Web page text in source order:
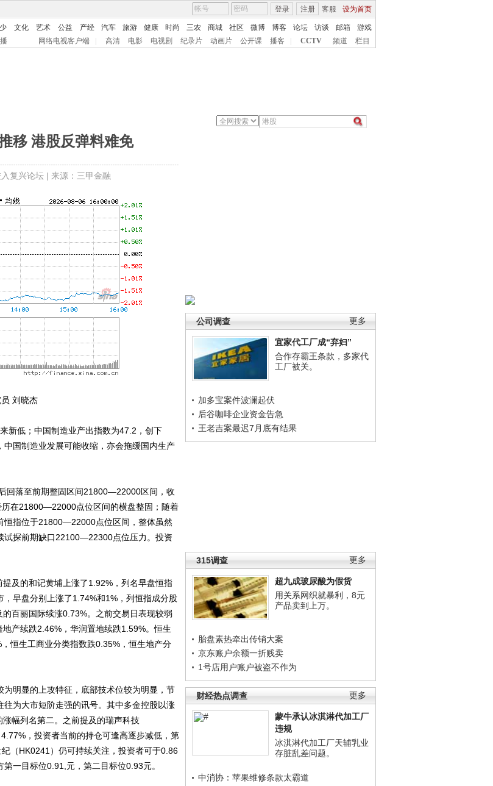
客服 设为首页
登录 注册
文化 艺术 公益 产经 汽车 旅游 健康 时尚 三农 商城 社区 微博 博客 论坛 访谈 邮箱
游戏
网络电视客户端 高清 电影 电视剧 纪录片 动画片 公开课 播客 CCTV 频道 栏目
移 港股反弹料难免
复兴论坛| 来源：三甲金融
更多
公司调查
宜家代工厂成“弃妇”
合作存霸王条款，多家代
工厂被关。
加多宝案件波澜起伏
后谷咖啡企业资金告急
王老吉案最迟7月底有结果
更多
315调查
超九成玻尿酸为假货
用关系网织就暴利，8元
产品卖到上万。
胎盘素热牵出传销大案
京东账户余额一折贱卖
1号店用户账户被盗不作为
更多
财经热点调查
蒙牛承认冰淇淋代加工厂
违规
冰淇淋代加工厂天辅乳业
存脏乱差问题。
中消协：苹果维修条款太霸道
刘晓杰
低；中国制造业产出指数为47.2，创下
国制造业发展可能收缩，亦会拖缓国内生产
落至前期整固区间21800—22000区间，收
在21800—22000点位区间的横盘整固；随着
恒指位于21800—22000点位区间，整体虽然
试探前期缺口22100—22300点位压力。投资
及的和记黄埔上涨了1.92%，列名早盘恒指
早盘分别上涨了1.74%和1%，列恒指成分股
百丽国际续涨0.73%。之前交易日表现较弱
产续跌2.46%，华润置地续跌1.59%。恒生
恒生工商业分类指数跌0.35%，恒生地产分
明显的上攻特征，底部技术位较为明显，节
为大市短阶走强的讯号。其中多金控股以涨
幅列名第二。之前提及的瑞声科技
，投资者当前的持仓可逢高逐步减低，第
（HK0241）仍可持续关注，投资者可于0.86
一目标位0.91,元，第二目标位0.93元。